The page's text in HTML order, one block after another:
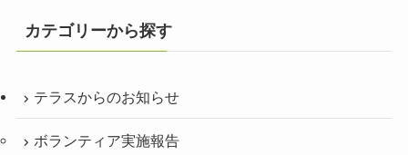
カテゴリーから探す
テラスからのお知らせ
ボランティア実施報告